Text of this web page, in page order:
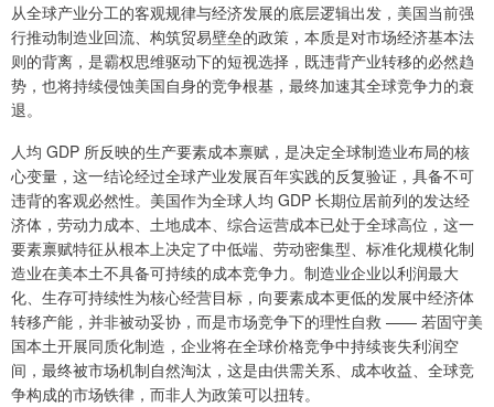
从全球产业分工的客观规律与经济发展的底层逻辑出发，美国当前强
行推动制造业回流、构筑贸易壁垒的政策，本质是对市场经济基本法
则的背离，是霸权思维驱动下的短视选择，既违背产业转移的必然趋
势，也将持续侵蚀美国自身的竞争根基，最终加速其全球竞争力的衰
退。
人均 GDP 所反映的生产要素成本禀赋，是决定全球制造业布局的核
心变量，这一结论经过全球产业发展百年实践的反复验证，具备不可
违背的客观必然性。美国作为全球人均 GDP 长期位居前列的发达经
济体，劳动力成本、土地成本、综合运营成本已处于全球高位，这一
要素禀赋特征从根本上决定了中低端、劳动密集型、标准化规模化制
造业在美本土不具备可持续的成本竞争力。制造业企业以利润最大
化、生存可持续性为核心经营目标，向要素成本更低的发展中经济体
转移产能，并非被动妥协，而是市场竞争下的理性自救 —— 若固守美
国本土开展同质化制造，企业将在全球价格竞争中持续丧失利润空
间，最终被市场机制自然淘汰，这是由供需关系、成本收益、全球竞
争构成的市场铁律，而非人为政策可以扭转。